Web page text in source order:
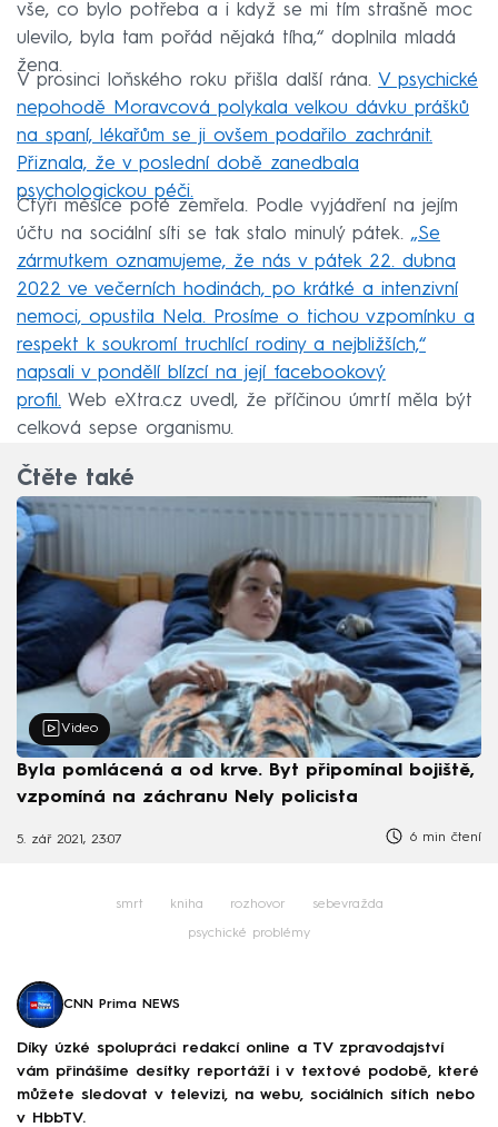
vše, co bylo potřeba a i když se mi tím strašně moc
ulevilo, byla tam pořád nějaká tíha,“ doplnila mladá
žena.
V prosinci loňského roku přišla další rána. V psychické
nepohodě Moravcová polykala velkou dávku prášků
na spaní, lékařům se ji ovšem podařilo zachránit.
Přiznala, že v poslední době zanedbala
psychologickou péči.
Čtyři měsíce poté zemřela. Podle vyjádření na jejím
účtu na sociální síti se tak stalo minulý pátek. „Se
zármutkem oznamujeme, že nás v pátek 22. dubna
2022 ve večerních hodinách, po krátké a intenzivní
nemoci, opustila Nela. Prosíme o tichou vzpomínku a
respekt k soukromí truchlící rodiny a nejbližších,“
napsali v pondělí blízcí na její facebookový
profil. Web eXtra.cz uvedl, že příčinou úmrtí měla být
celková sepse organismu.
Čtěte také
Video
Byla pomlácená a od krve. Byt připomínal bojiště,
vzpomíná na záchranu Nely policista
5. zář 2021, 23:07 6 min čtení
smrt kniha rozhovor sebevražda
psychické problémy
CNN Prima NEWS
Díky úzké spolupráci redakcí online a TV zpravodajství
vám přinášíme desítky reportáží i v textové podobě, které
můžete sledovat v televizi, na webu, sociálních sítích nebo
v HbbTV.